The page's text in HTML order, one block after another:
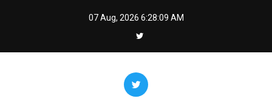
07 Aug, 2026 6:28:09 AM